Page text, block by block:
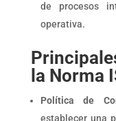
de procesos
operativa.
la Norma
Política de
establecer una